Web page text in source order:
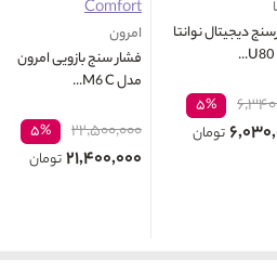
دیجیتال نوانتا
۵%
تومان
امرون
فشار سنج بازویی امرون
مدل M6 C...
۲۲,۵۰۰,۰۰۰ ۵%
۲۱,۴۰۰,۰۰۰تومان